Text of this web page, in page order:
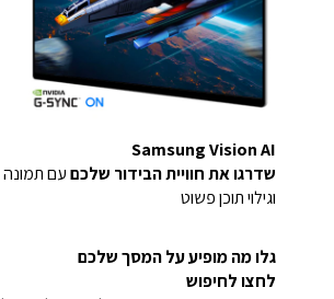
Samsung Vision AI
שדרגו את חוויית הבידור שלכם
וגילוי תוכן פשוט
גלו מה מופיע על המסך שלכם
לחצו לחיפוש